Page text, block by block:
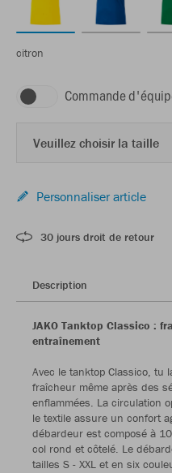
citron
Commande
Veuillez choisir la taille
Personnaliser article
30 jours droit de retour
Description
JAKO Tanktop Classico :
entraînement
Avec le tanktop Classico, tu
fraîcheur même après des
enflammées. La circulation
le textile assure un confort
débardeur est composé à
col rond et côtelé. Le
tailles S - XXL et en six